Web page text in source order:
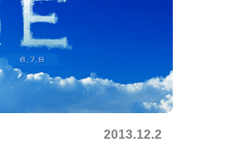
2013.12.2